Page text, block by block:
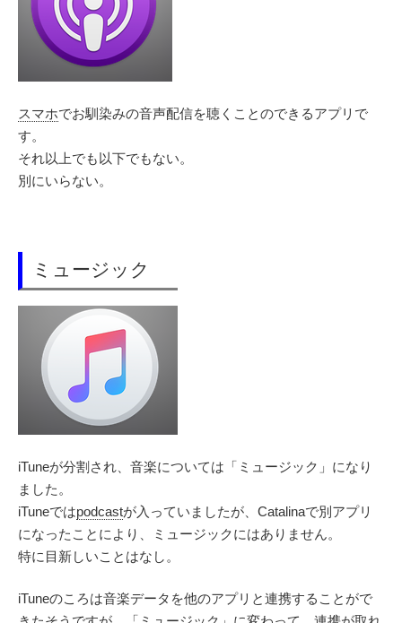
スマホでお馴染みの音声配信を聴くことのできるアプリで
す。
それ以上でも以下でもない。
別にいらない。
ミュージック
iTuneが分割され、音楽については「ミュージック」になり
ました。
iTuneではpodcastが入っていましたが、Catalinaで別アプリ
になったことにより、ミュージックにはありません。
特に目新しいことはなし。
iTuneのころは音楽データを他のアプリと連携することがで